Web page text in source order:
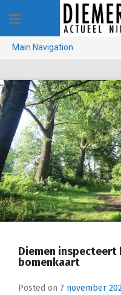
content
Main Navigation
GEMEENTE
1970-1990
VERKIEZINGEN
COLOFON
Diemen inspecteert
bomenkaart
Posted on 7 november